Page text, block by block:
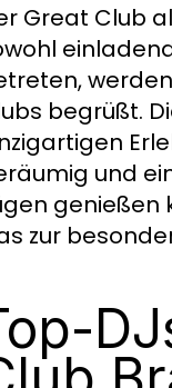
Great Club
begrüßt.
und
genießen
zur